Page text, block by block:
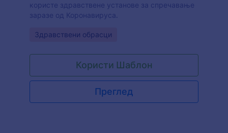
користе здравствене установе за спречавање
заразе од Коронавируса.
Go to Category:
Здравствени обрасци
Користи Шаблон
Преглед